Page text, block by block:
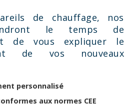
de chauffage, nos
le temps de
de vous expliquer le
de vos nouveaux
personnalisé
aux normes CEE